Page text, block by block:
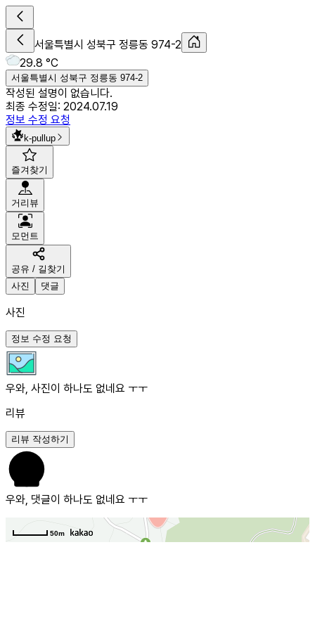
서울특별시 성북구 정릉동 974-2
29.8 °C
서울특별시 성북구 정릉동 974-2
작성된 설명이 없습니다.
최종 수정일: 2024.07.19
정보 수정 요청
k-pullup
즐겨찾기
거리뷰
모먼트
공유 / 길찾기
사진
댓글
사진
정보 수정 요청
우와, 사진이 하나도 없네요 ㅜㅜ
리뷰
리뷰 작성하기
우와, 댓글이 하나도 없네요 ㅜㅜ
50m